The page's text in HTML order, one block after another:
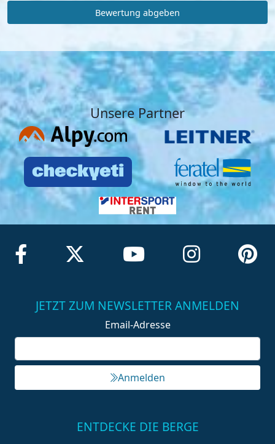
Bewertung abgeben
Unsere Partner
JETZT ZUM NEWSLETTER ANMELDEN
Email-Adresse
Anmelden
ENTDECKE DIE BERGE